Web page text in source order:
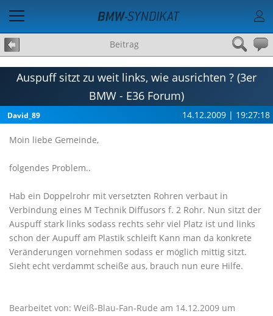
Beitrag
Auspuff sitzt zu weit links, wie ausrichten ? (3er
BMW - E36 Forum)
David_89 14.12.2009 | 19:27:18
Moin liebe Gemeinde,
folgendes Problem..
Hab ein Doppelrohr mit versetzten Rohren verbaut in
Verbindung eines M Technik Diffusors f. 2 Rohr. Nun sitzt der
Auspuff stark links sodass rechts sehr viel Platz ist und links
schon der Aupuff am Plastik schleift Kann man da konkrete
Veränderungen vornehmen sodass er möglich mittig sitzt.
Sieht echt verdammt scheiße aus, brauch nun eure Hilfe.
Bearbeitet von: Weiß-Blau-Fan-Rude am 14.12.2009 um